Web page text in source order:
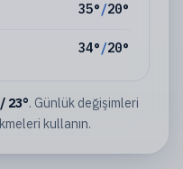
35°/20°
34°/20°
/ 23°. Günlük değişimleri
kullanın.